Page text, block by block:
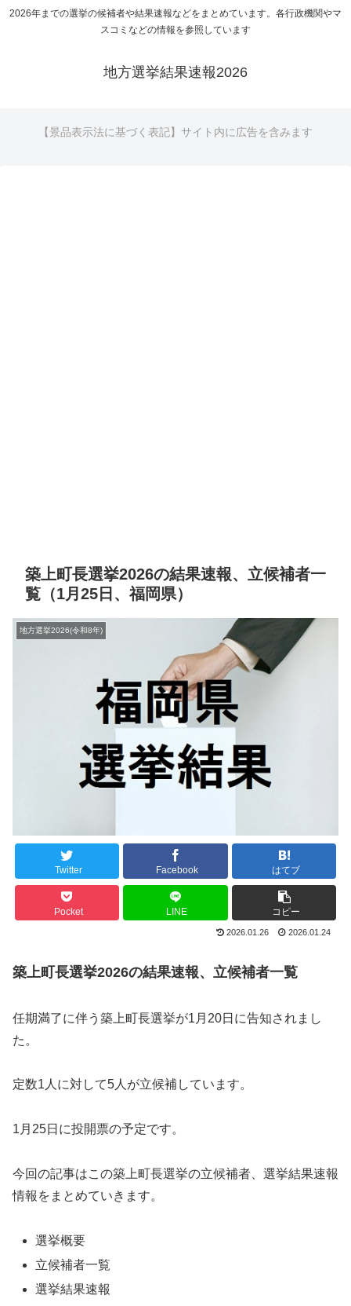
2026年までの選挙の候補者や結果速報などをまとめています。各行政機関やマ
スコミなどの情報を参照しています
地方選挙結果速報2026
【景品表示法に基づく表記】サイト内に広告を含みます
築上町長選挙2026の結果速報、立候補者一
覧（1月25日、福岡県）
地方選挙2026(令和8年)
Twitter Facebook はてブ
Pocket LINE コピー
2026.01.26 2026.01.24
築上町長選挙2026の結果速報、立候補者一覧
任期満了に伴う築上町長選挙が1月20日に告知されまし
た。
定数1人に対して5人が立候補しています。
1月25日に投開票の予定です。
今回の記事はこの築上町長選挙の立候補者、選挙結果速報
情報をまとめていきます。
選挙概要
立候補者一覧
選挙結果速報